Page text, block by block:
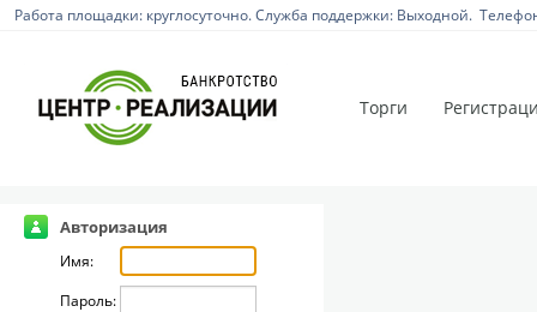
Работа площадки: круглосуточно. Служба поддержки: Выходной.
Торги
Авторизация
Имя:
Пароль: